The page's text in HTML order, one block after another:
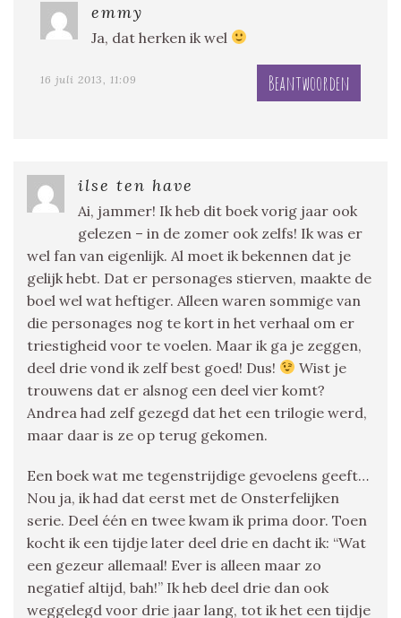
emmy
Ja, dat herken ik wel
16 juli 2013, 11:09 Beantwoorden
ilse ten have
Ai, jammer! Ik heb dit boek vorig jaar ook
gelezen – in de zomer ook zelfs! Ik was er
wel fan van eigenlijk. Al moet ik bekennen dat je
gelijk hebt. Dat er personages stierven, maakte de
boel wel wat heftiger. Alleen waren sommige van
die personages nog te kort in het verhaal om er
triestigheid voor te voelen. Maar ik ga je zeggen,
deel drie vond ik zelf best goed! Dus!
Wist je
trouwens dat er alsnog een deel vier komt?
Andrea had zelf gezegd dat het een trilogie werd,
maar daar is ze op terug gekomen.
Een boek wat me tegenstrijdige gevoelens geeft…
Nou ja, ik had dat eerst met de Onsterfelijken
serie. Deel één en twee kwam ik prima door. Toen
kocht ik een tijdje later deel drie en dacht ik: “Wat
een gezeur allemaal! Ever is alleen maar zo
negatief altijd, bah!” Ik heb deel drie dan ook
weggelegd voor drie jaar lang, tot ik het een tijdje